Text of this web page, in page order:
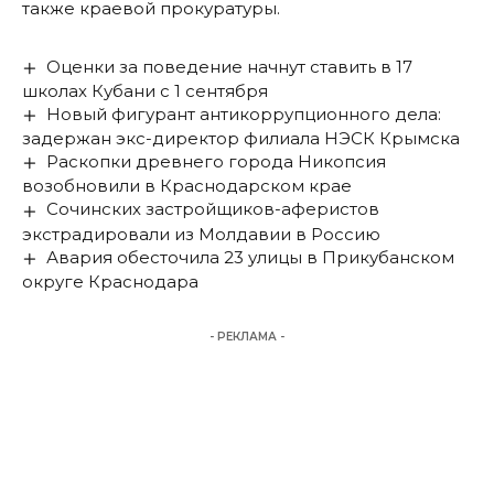
также краевой прокуратуры.
Оценки за поведение начнут ставить в 17
школах Кубани с 1 сентября
Новый фигурант антикоррупционного дела:
задержан экс-директор филиала НЭСК Крымска
Раскопки древнего города Никопсия
возобновили в Краснодарском крае
Сочинских застройщиков-аферистов
экстрадировали из Молдавии в Россию
Авария обесточила 23 улицы в Прикубанском
округе Краснодара
- РЕКЛАМА -